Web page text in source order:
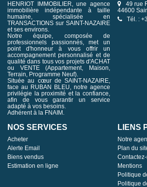
HENRIOT IMMOBILIER, une agence
immobilière indépendante à taille
humaine, spécialisée en
TRANSACTIONS sur SAINT-NAZAIRE
et ses environs.
Notre équipe, composée de
professionnels passionnés, met un
point d'honneur à vous offrir un
accompagnement personnalisé et de
qualité dans tous vos projets d'ACHAT
ou VENTE (Appartement, Maison,
Terrain, Programme Neuf).
Située au cœur de SAINT-NAZAIRE,
face au RUBAN BLEU, notre agence
privilégie la proximité et la confiance,
afin de vous garantir un service
adapté à vos besoins.
Adhérent à la FNAIM.
49 rue
44600
Tél. :
NOS SERVICES
Acheter
Alerte Email
Biens vendus
Estimation en ligne
LIENS
Notre
Plan du
Mentions
Politique
Politique